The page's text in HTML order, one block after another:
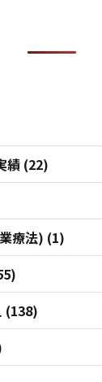
績 (22)
療法) (1)
(138)